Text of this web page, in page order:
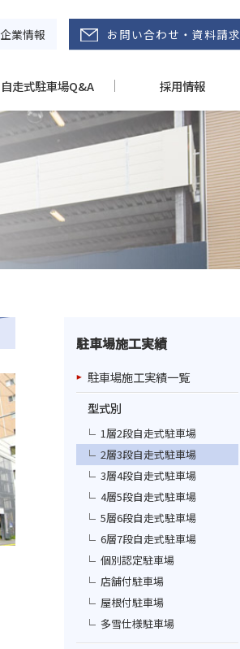
お問い合わせ・資料請求
企業情報
自走式駐車場Q&A 採用情報
駐車場施工実績
駐車場施工実績一覧
型式別
1層2段自走式駐車場
2層3段自走式駐車場
3層4段自走式駐車場
4層5段自走式駐車場
5層6段自走式駐車場
6層7段自走式駐車場
個別認定駐車場
店舗付駐車場
屋根付駐車場
多雪仕様駐車場